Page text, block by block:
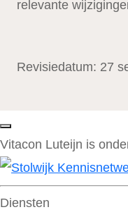
relevante
Revisiedatum: 27
Vitacon Luteijn is
Diensten